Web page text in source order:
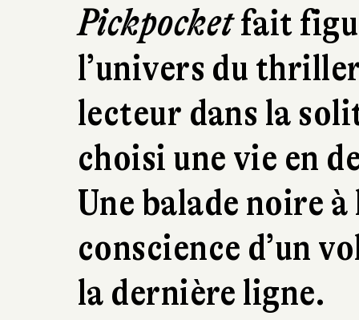
Pickpocketfait
l’univers du
lecteur dans la
choisi une vie en
Une balade noire
conscience d’un
la dernière ligne.